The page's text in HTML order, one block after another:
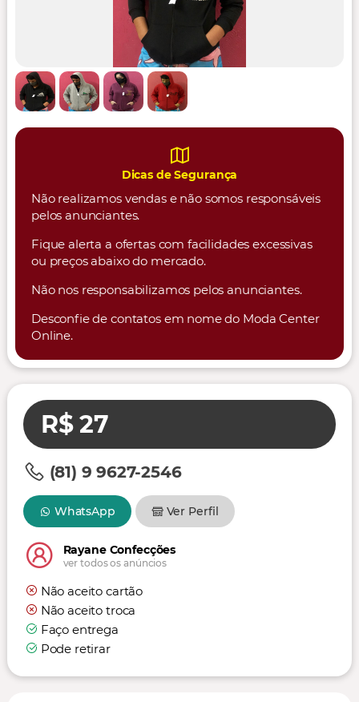
Dicas de Segurança
Não realizamos vendas e não somos responsáveis
pelos anunciantes.
Fique alerta a ofertas com facilidades excessivas
ou preços abaixo do mercado.
Não nos responsabilizamos pelos anunciantes.
Desconfie de contatos em nome do Moda Center
Online.
R$ 27
(81) 9 9627-2546
WhatsApp Ver Perfil
Rayane Confecções
ver todos os anúncios
Não aceito cartão
Não aceito troca
Faço entrega
Pode retirar